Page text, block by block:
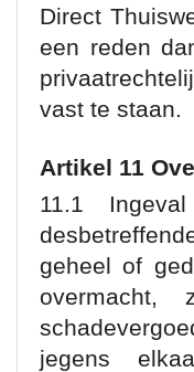
Direct
een reden
vast te staan.
Artikel 11
11.1
geheel of
jegens